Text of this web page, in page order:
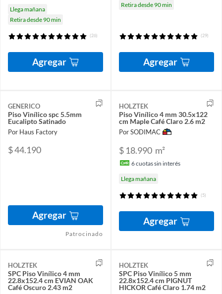
Llega mañana
Retira desde 90 min
(26)
Agregar
Retira desde 90 min
(29)
Agregar
GENERICO
Piso Vinílico spc 5.5mm
Eucalipto Satinado
Por Haus Factory
$ 44.190
Agregar
Patrocinado
HOLZTEK
Piso Vinílico 4 mm 30.5x122
cm Maple Café Claro 2.6 m2
Por SODIMAC
$ 18.990 m²
6cuotas sin interés
Llega mañana
(5)
Agregar
HOLZTEK
SPC Piso Vinílico 4 mm
22.8x152.4 cm EVIAN OAK
Café Oscuro 2.43 m2
HOLZTEK
SPC Piso Vinílico 5 mm
22.8x152.4 cm PIGNUT
HICKOR Café Claro 1.74 m2